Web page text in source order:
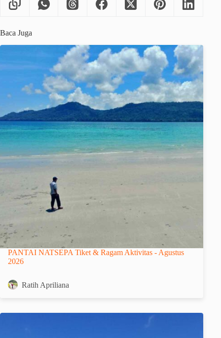
Baca Juga
PANTAI NATSEPA Tiket & Ragam Aktivitas - Agustus
2026
Ratih Apriliana